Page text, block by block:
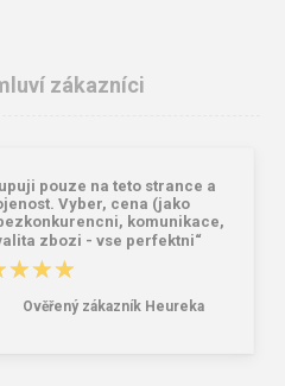
KNOXFIELD Pracovní tričko -
antracit / oranžová
89,00 Kč 218,00 Kč
zákazníci
pouze na teto strance a
Vyber, cena (jako
komunikace,
zbozi - vse perfektni“
Ověřený zákazník Heureka